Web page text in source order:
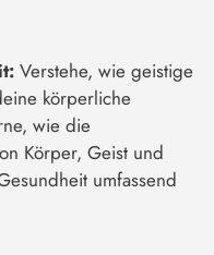
Verstehe, wie geistige
körperliche
wie die
Körper, Geist und
umfassend